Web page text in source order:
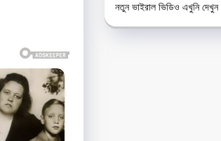
নতুন ভাইরাল ভিডিও এখুনি দেখুন